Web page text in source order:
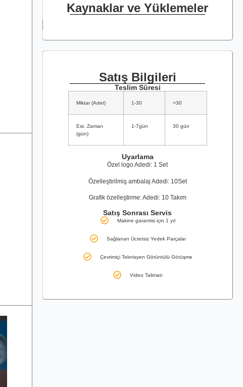
Kaynaklar ve Yüklemeler
Satış Bilgileri
Teslim Süresi
Miktar (Adet) 1-30 >30
Est. Zaman
(gün)
1-7gün 30 gün
Uyarlama
Özel logo Adedi: 1 Set
Özelleştirilmiş ambalaj Adedi: 10Set
Grafik özelleştirme: Adedi: 10 Takım
Satış Sonrası Servis
Makine garantisi için 1 yıl
Sağlanan Ücretsiz Yedek Parçalar
Çevrimiçi Teknisyen Görüntülü Görüşme
Video Talimatı